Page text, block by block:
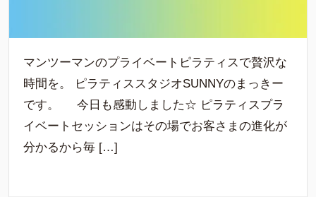
マンツーマンのプライベートピラティスで贅沢な
時間を。 ピラティススタジオSUNNYのまっきー
です。 今日も感動しました☆ ピラティスプラ
イベートセッションはその場でお客さまの進化が
分かるから毎 […]